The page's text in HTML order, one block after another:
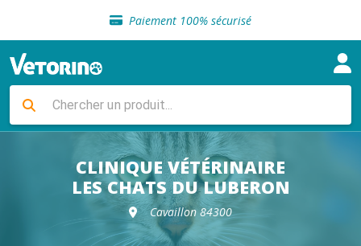
Paiement 100% sécurisé
Livraison gratuite en clinique vétérinaire
Sélection de croquettes vétérinaire
Livraison gratuite en clinique vétérinaire
Retour gratuit en clinique
Sélection de croquettes vétérinaire
CLINIQUE VÉTÉRINAIRE
LES CHATS DU LUBERON
Cavaillon 84300